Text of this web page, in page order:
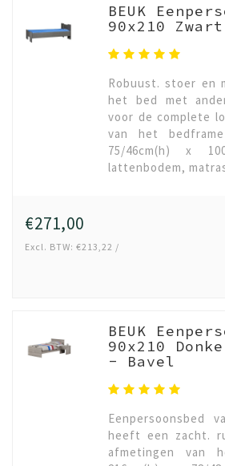
BEUK
90x210
Robuust. stoer en
het bed met
voor de complete
van het
75/46cm(h) x
lattenbodem,
€271,00
Excl. BTW: €213,22 /
BEUK
90x210
- Bavel
Eenpersoonsbed
heeft een zacht.
afmetingen van